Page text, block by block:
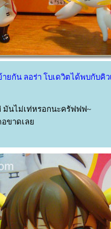
ยกัน ลอร่า โบเดวิตได้พบกับคิว
มันไม่เท่หรอกนะครัฟฟฟ~
อขาดเล